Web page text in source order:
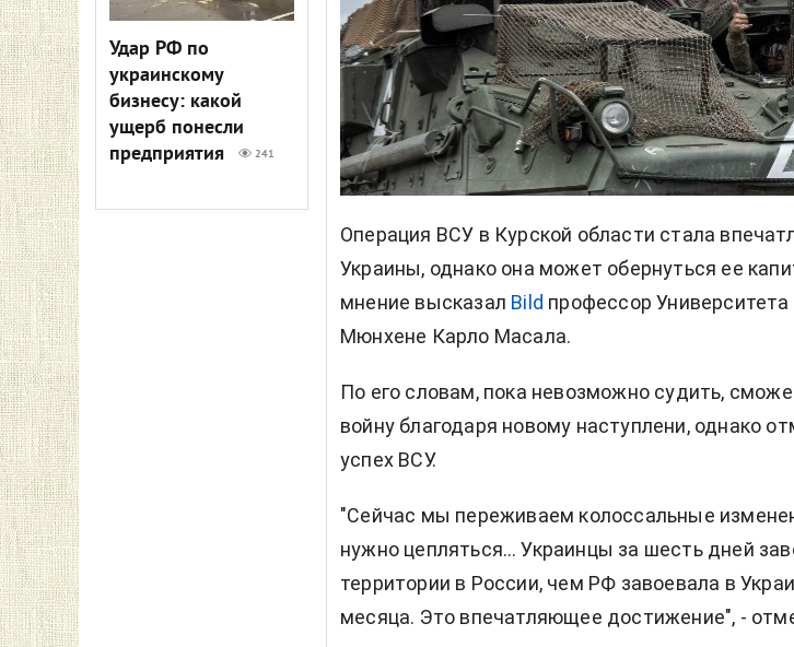
Удар РФ по
украинскому
бизнесу: какой
ущерб понесли
предприятия
241
Операция ВСУ в Курской области стала
Украины, однако она может обернуться ее
мнение высказал Bild профессор
Мюнхене Карло Масала.
По его словам, пока невозможно судить,
войну благодаря новому наступлени, однако
успех ВСУ.
"Сейчас мы переживаем колоссальные
нужно цепляться… Украинцы за шесть дней
территории в России, чем РФ завоевала в
месяца. Это впечатляющее достижение", -